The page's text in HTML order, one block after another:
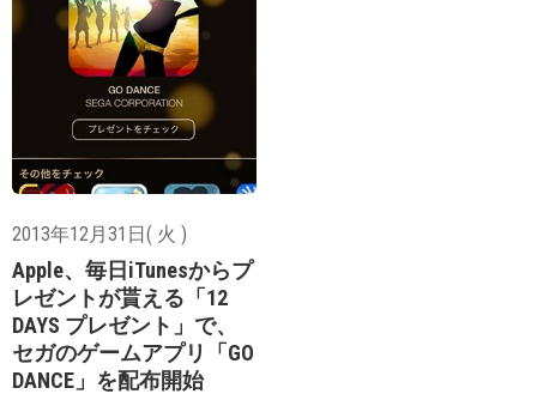
2013年12月31日( 火 )
Apple、毎日iTunesからプ
レゼントが貰える「12
DAYS プレゼント」で、
セガのゲームアプリ「GO
DANCE」を配布開始